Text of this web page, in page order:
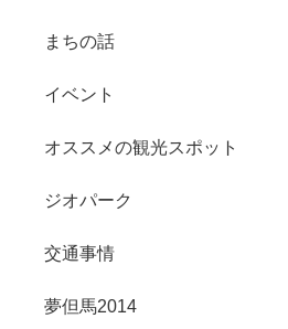
まちの話
イベント
オススメの観光スポット
ジオパーク
交通事情
夢但馬2014